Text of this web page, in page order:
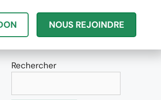
NOUS REJOINDRE
Rechercher